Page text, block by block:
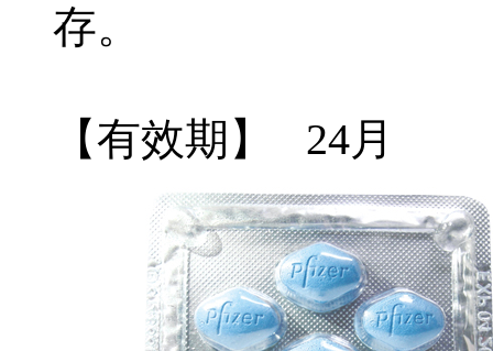
存。
【有效期】 24月